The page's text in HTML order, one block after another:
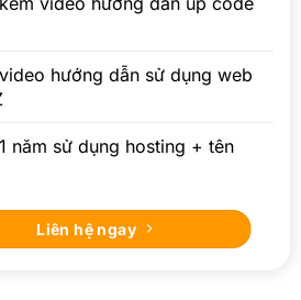
hướng dẫn sử dụng web
năm sử dụng hosting + tên
Liên hệ ngay